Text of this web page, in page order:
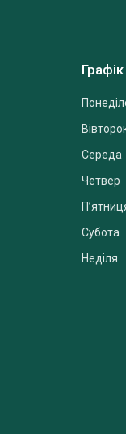
Середа
Четвер
Субота
Неділя